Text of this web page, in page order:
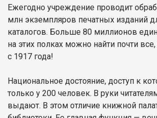
Ежегодно учреждение проводит
млн экземпляров печатных изданий
каталогов. Больше 80 миллионов
на этих полках можно найти почти
с 1917 года!
Национальное достояние, доступ к
только у 200 человек. В руки
выдают. В этом отличие книжной